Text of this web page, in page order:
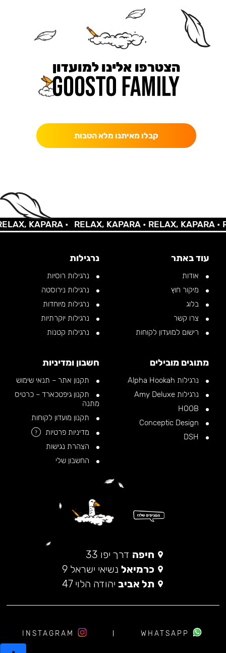
הצטרפו אלינו למועדון
קבלו מאיתנו מלא הטבות
KAPARA • RELAX, KAPARA •RELAX, KAPARA •
עוד באתר
אודות
מיקור חוץ
בלוג
צרו קשר
רישום למועדון לקוחות
נרגילות
נרגילות רוסיות
נרגילות נירוסטה
נרגילות מיוחדות
נרגילות יוקרתיות
נרגילות קטנות
מתוגים מובילים
נרגילות Alpha Hookah
נרגילות Amy Deluxe
חשבון ומדיניות
תקנון אתר – תנאי שימוש
תקנון גיפטכארד – כרטיס
מתנה
תקנון מועדון לקוחות
מדיניות פרטיות
?
הצהרת נגישות
החשבון שלי
חיפה דרך יפו 33
כרמיאל נשיאי ישראל 9
תל אביב יהודה הלוי 47
WHATSAPP
INSTAGRAM